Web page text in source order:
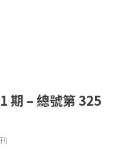
期 – 總號第 325